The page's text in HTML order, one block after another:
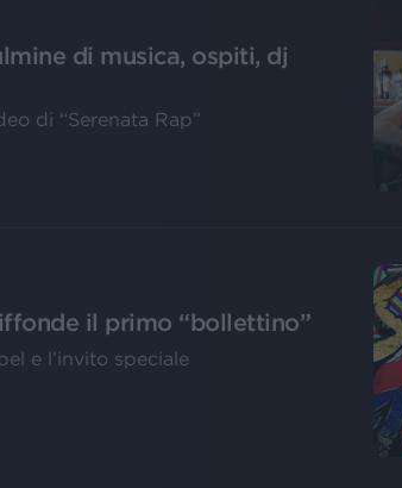
di musica, ospiti, dj
di “Serenata Rap”
il primo “bollettino”
e l’invito speciale